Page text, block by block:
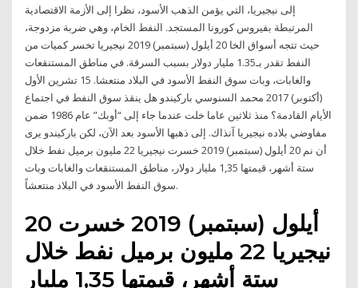
إلى نيجيريا، التي يؤمن الذهب الأسود، نظرا إلى الأزمة الاقتصادية
المرتبطة بفيروس كورونا المستجد. النفط الخام، وهي ضربة مزدوجة،
حيث تتجه أسواق الخا 20 أيلول (سبتمبر) 2019 نيجيريا تخسر كميات من
النفط تقدر بـ1.35 مليار دولار بسبب السرقة. في مناطق المستنقعات
والغابات، وبات سوق النفط الأسود في البلاد منتعشا. 15 تشرين الأول
(أكتوبر) 2017 محمد السنوسي باركيندو هل ينقذ سوق النفط في اجتماع
الأيام القادمة؟ منذ ثلاثين عاما خلت عندما جاء إلى “أوبك” عام 1986 ضمن
مفاوضي بلاده نيجيريا آنذاك. إلى ذهبها الأسود بعد الآن، لكن باركيندو يرى
أن نم 20 أيلول (سبتمبر) 2019 خسرت نيجيريا 22 مليون برميل نفط خلال
ستة أشهر، قيمتها 1,35 مليار دولار، مناطق المستنقعات والغابات وبات
سوق النفط الأسود في البلاد منتعشاً.
20 أيلول (سبتمبر) 2019 خسرت
نيجيريا 22 مليون برميل نفط خلال
ستة أشهر، قيمتها 1,35 مليار